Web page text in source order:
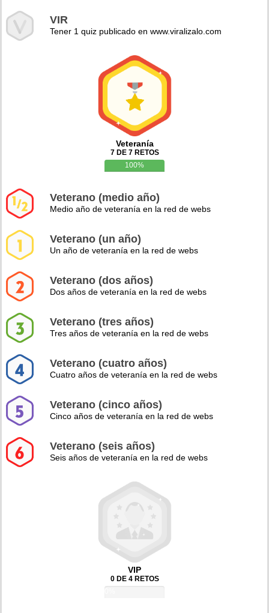
VIR
Tener 1 quiz publicado en www.viralizalo.com
Veteranía
7 DE 7 RETOS
100%
Veterano (medio año)
Medio año de veteranía en la red de webs
Veterano (un año)
Un año de veteranía en la red de webs
Veterano (dos años)
Dos años de veteranía en la red de webs
Veterano (tres años)
Tres años de veteranía en la red de webs
Veterano (cuatro años)
Cuatro años de veteranía en la red de webs
Veterano (cinco años)
Cinco años de veteranía en la red de webs
Veterano (seis años)
Seis años de veteranía en la red de webs
VIP
0 DE 4 RETOS